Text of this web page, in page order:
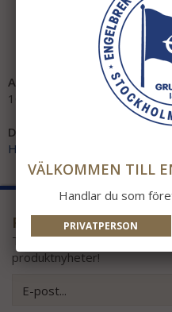
Artikelnummer:
10964
Direktlänk:
Högerklicka och kopiera
PRENUMERERA PÅ
Ta del av våra bästa
produktnyheter!
VÄLKOMMEN TILL
Handlar du som
PRIVATPERSON